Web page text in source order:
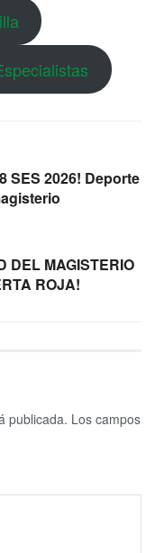
SES 2026! Deporte
DEL MAGISTERIO
ROJA!
publicada. Los campos